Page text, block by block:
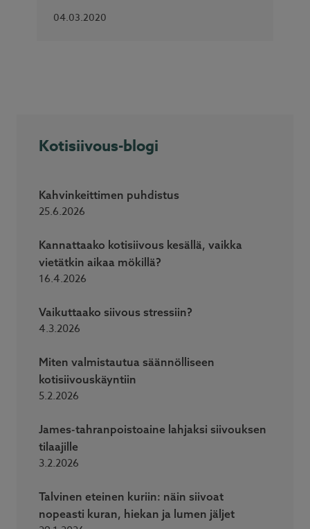
04.03.2020
Kotisiivous-blogi
Kahvinkeittimen puhdistus
25.6.2026
Kannattaako kotisiivous kesällä, vaikka
vietätkin aikaa mökillä?
16.4.2026
Vaikuttaako siivous stressiin?
4.3.2026
Miten valmistautua säännölliseen
kotisiivouskäyntiin
5.2.2026
James-tahranpoistoaine lahjaksi siivouksen
tilaajille
3.2.2026
Talvinen eteinen kuriin: näin siivoat
nopeasti kuran, hiekan ja lumen jäljet